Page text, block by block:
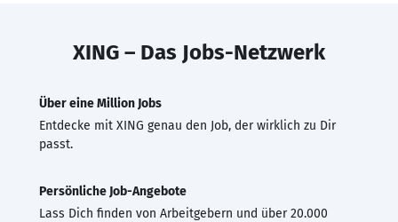
XING – Das Jobs-Netzwerk
Über eine Million Jobs
Entdecke mit XING genau den Job, der wirklich zu Dir
passt.
Persönliche Job-Angebote
Lass Dich finden von Arbeitgebern und über 20.000